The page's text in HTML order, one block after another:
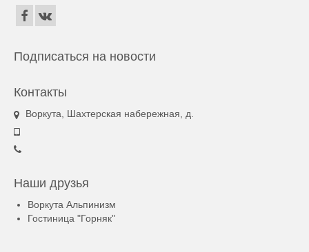
Подписаться на новости
Контакты
Воркута, Шахтерская набережная, д.
Наши друзья
Воркута Альпинизм
Гостиница "Горняк"